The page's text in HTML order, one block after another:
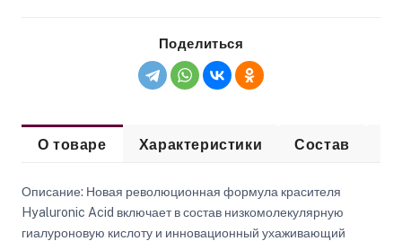
Поделиться
О товаре Характеристики Состав
Описание: Новая революционная формула красителя
Hyaluronic Acid включает в состав низкомолекулярную
гиалуроновую кислоту и инновационный ухаживающий